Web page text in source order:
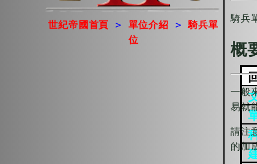
世紀帝國首頁 > 單位介紹 >騎兵單
位
騎兵
概
一般
易就
請注
的加